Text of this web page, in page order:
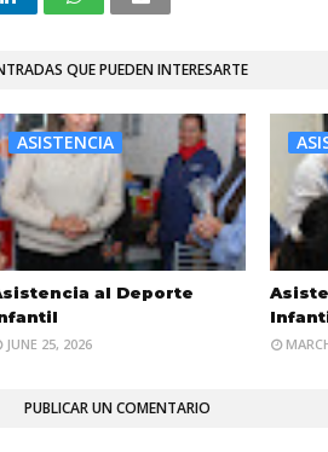
QUE PUEDEN INTERESARTE
ASISTENCIA
al Deporte
JUNE 25, 2026
PUBLICAR UN COMENTARIO